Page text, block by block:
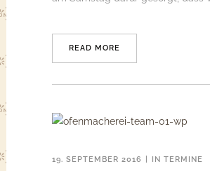
READ MORE
19. SEPTEMBER 2016 IN TERMINE